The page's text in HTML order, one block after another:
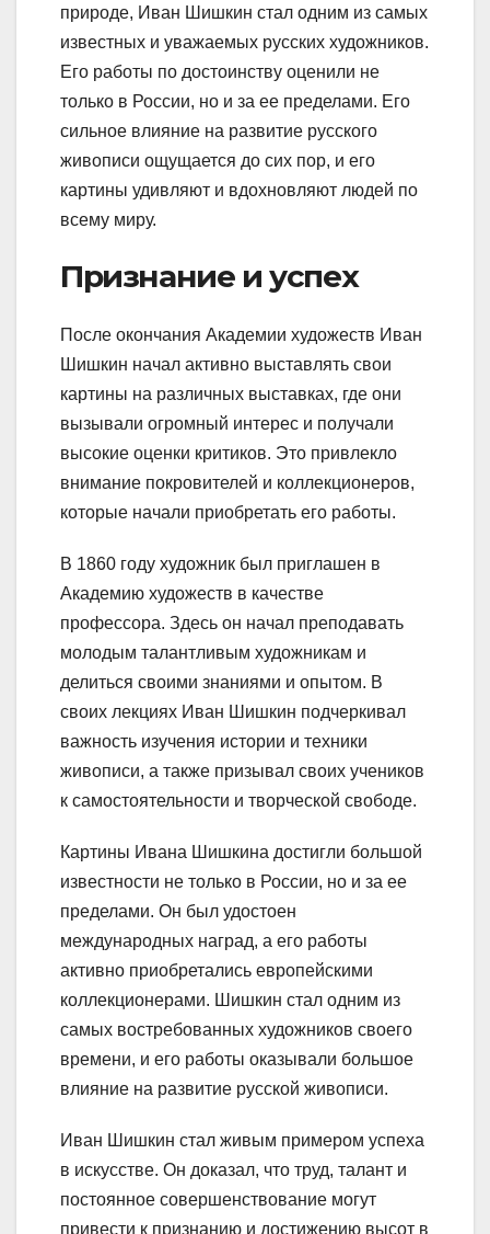
природе, Иван Шишкин стал одним из самых
известных и уважаемых русских художников.
Его работы по достоинству оценили не
только в России, но и за ее пределами. Его
сильное влияние на развитие русского
живописи ощущается до сих пор, и его
картины удивляют и вдохновляют людей по
всему миру.
Признание и успех
После окончания Академии художеств Иван
Шишкин начал активно выставлять свои
картины на различных выставках, где они
вызывали огромный интерес и получали
высокие оценки критиков. Это привлекло
внимание покровителей и коллекционеров,
которые начали приобретать его работы.
В 1860 году художник был приглашен в
Академию художеств в качестве
профессора. Здесь он начал преподавать
молодым талантливым художникам и
делиться своими знаниями и опытом. В
своих лекциях Иван Шишкин подчеркивал
важность изучения истории и техники
живописи, а также призывал своих учеников
к самостоятельности и творческой свободе.
Картины Ивана Шишкина достигли большой
известности не только в России, но и за ее
пределами. Он был удостоен
международных наград, а его работы
активно приобретались европейскими
коллекционерами. Шишкин стал одним из
самых востребованных художников своего
времени, и его работы оказывали большое
влияние на развитие русской живописи.
Иван Шишкин стал живым примером успеха
в искусстве. Он доказал, что труд, талант и
постоянное совершенствование могут
привести к признанию и достижению высот в